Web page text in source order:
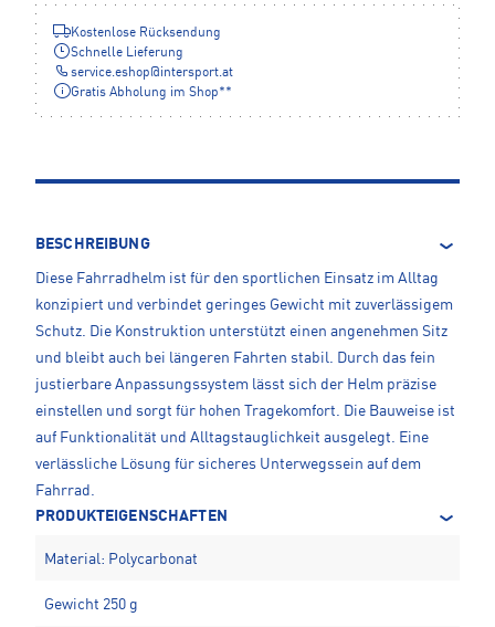
Kostenlose Rücksendung
Schnelle Lieferung
service.eshop@intersport.at
Gratis Abholung im Shop**
BESCHREIBUNG
Diese Fahrradhelm ist für den sportlichen Einsatz im Alltag
konzipiert und verbindet geringes Gewicht mit zuverlässigem
Schutz. Die Konstruktion unterstützt einen angenehmen Sitz
und bleibt auch bei längeren Fahrten stabil. Durch das fein
justierbare Anpassungssystem lässt sich der Helm präzise
einstellen und sorgt für hohen Tragekomfort. Die Bauweise ist
auf Funktionalität und Alltagstauglichkeit ausgelegt. Eine
verlässliche Lösung für sicheres Unterwegssein auf dem
Fahrrad.
PRODUKTEIGENSCHAFTEN
Material: Polycarbonat
Gewicht 250 g